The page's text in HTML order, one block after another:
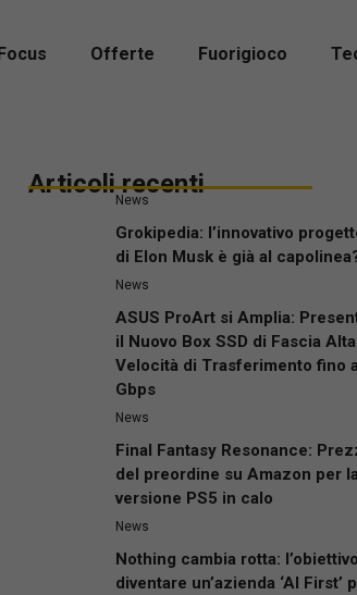
Offerte Fuorigioco
Articoli recenti
News
Grokipedia: l’innovativo
di Elon Musk è già al
News
ASUS ProArt si Amplia:
il Nuovo Box SSD di Fascia
Velocità di Trasferimento fino
Gbps
News
Final Fantasy Resonance:
del preordine su Amazon per
versione PS5 in calo
News
Nothing cambia rotta:
diventare un’azienda ‘AI First’